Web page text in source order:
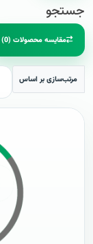
جستجو
مقایسه محصولات (0)
مرتب‌سازی بر اساس